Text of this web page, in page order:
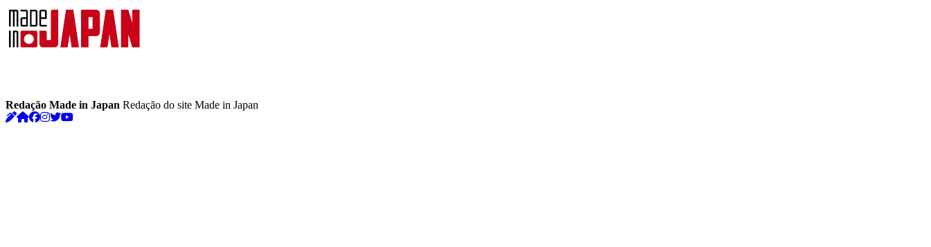
Redação Made in Japan Redação do site Made in Japan